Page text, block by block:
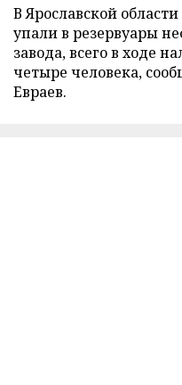
В Ярославской
упали в резервуары
завода, всего в ходе
четыре человека,
Евраев.